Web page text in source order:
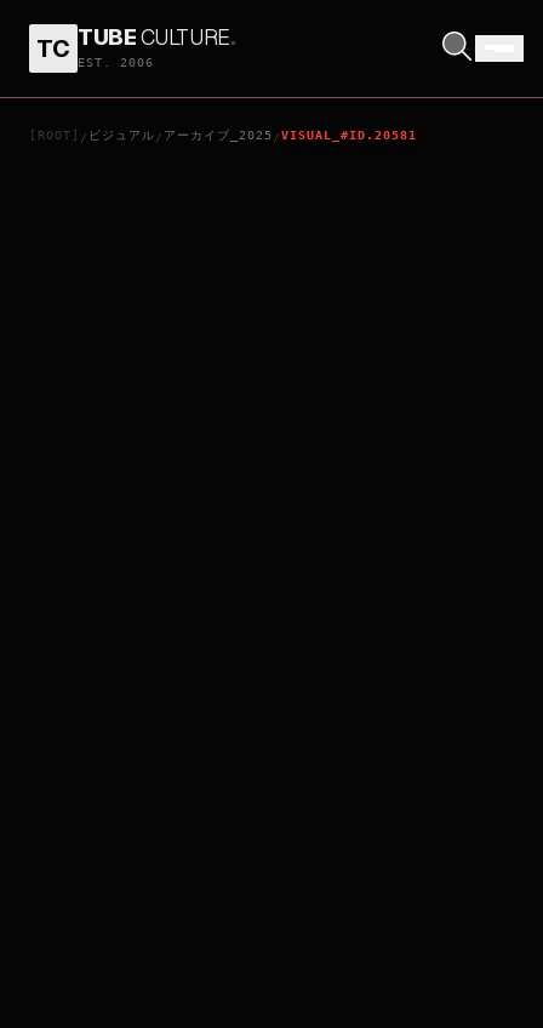
TC TUBECULTURE.
EST. 2006
[ROOT] / ビジュアル / アーカイブ_2025 /VISUAL_#ID.20581
フジコ・ヘミング 永遠の音色